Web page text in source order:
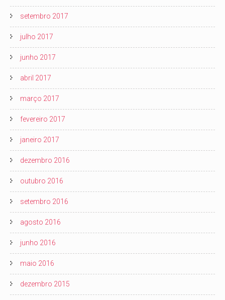
setembro 2017
julho 2017
junho 2017
abril 2017
março 2017
fevereiro 2017
janeiro 2017
dezembro 2016
outubro 2016
setembro 2016
agosto 2016
junho 2016
maio 2016
dezembro 2015